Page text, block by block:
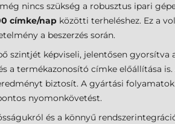
nincs szükség a robusztus ipari
címke/nap közötti terheléshez. Ez a
a beszerzés során.
szintjét képviseli, jelentősen gyorsítva
a termékazonosító címke előállítása
biztosít. A gyártási
nyomonkövetést.
és a könnyű